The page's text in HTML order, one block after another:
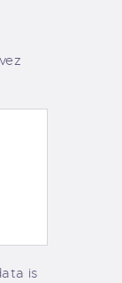
is